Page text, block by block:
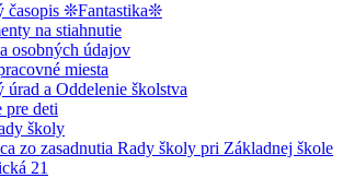
časopis ❊Fantastika❊
na stiahnutie
osobných údajov
miesta
úrad a Oddelenie školstva
pre deti
školy
zo zasadnutia Rady školy pri Základnej škole
21